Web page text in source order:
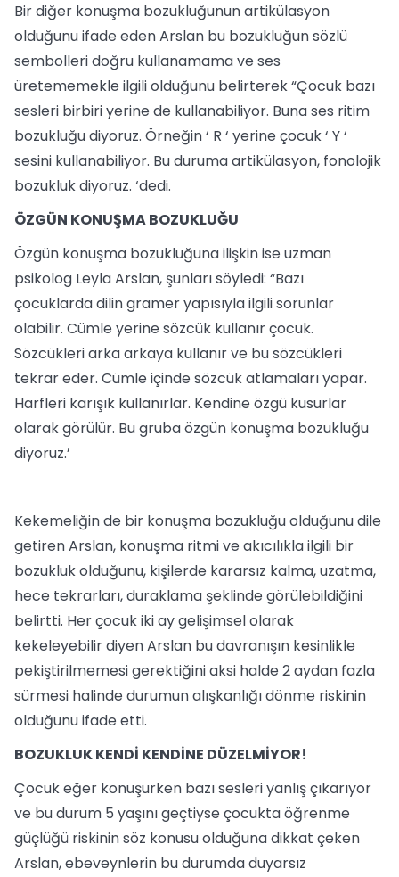
Bir diğer konuşma bozukluğunun artikülasyon
olduğunu ifade eden Arslan bu bozukluğun sözlü
sembolleri doğru kullanamama ve ses
üretememekle ilgili olduğunu belirterek “Çocuk bazı
sesleri birbiri yerine de kullanabiliyor. Buna ses ritim
bozukluğu diyoruz. Örneğin ‘ R ‘ yerine çocuk ‘ Y ‘
sesini kullanabiliyor. Bu duruma artikülasyon, fonolojik
bozukluk diyoruz. ‘dedi.
ÖZGÜN KONUŞMA BOZUKLUĞU
Özgün konuşma bozukluğuna ilişkin ise uzman
psikolog Leyla Arslan, şunları söyledi: “Bazı
çocuklarda dilin gramer yapısıyla ilgili sorunlar
olabilir. Cümle yerine sözcük kullanır çocuk.
Sözcükleri arka arkaya kullanır ve bu sözcükleri
tekrar eder. Cümle içinde sözcük atlamaları yapar.
Harfleri karışık kullanırlar. Kendine özgü kusurlar
olarak görülür. Bu gruba özgün konuşma bozukluğu
diyoruz.’
Kekemeliğin de bir konuşma bozukluğu olduğunu dile
getiren Arslan, konuşma ritmi ve akıcılıkla ilgili bir
bozukluk olduğunu, kişilerde kararsız kalma, uzatma,
hece tekrarları, duraklama şeklinde görülebildiğini
belirtti. Her çocuk iki ay gelişimsel olarak
kekeleyebilir diyen Arslan bu davranışın kesinlikle
pekiştirilmemesi gerektiğini aksi halde 2 aydan fazla
sürmesi halinde durumun alışkanlığı dönme riskinin
olduğunu ifade etti.
BOZUKLUK KENDİ KENDİNE DÜZELMİYOR!
Çocuk eğer konuşurken bazı sesleri yanlış çıkarıyor
ve bu durum 5 yaşını geçtiyse çocukta öğrenme
güçlüğü riskinin söz konusu olduğuna dikkat çeken
Arslan, ebeveynlerin bu durumda duyarsız